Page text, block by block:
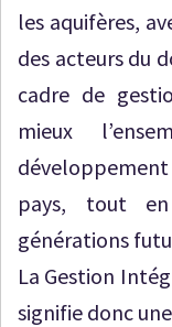
les aquifères,
des acteurs du
cadre de
mieux
pays, tout
générations
La Gestion
signifie donc